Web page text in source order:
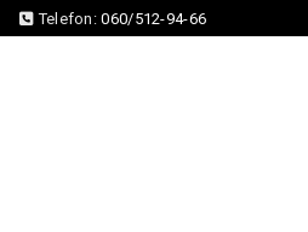
Telefon:060/512-94-66